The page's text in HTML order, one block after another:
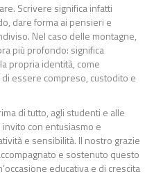
Scrivere significa infatti
dare forma ai pensieri e
Nel caso delle montagne,
più profondo: significa
propria identità, come
essere compreso, custodito e
di tutto, agli studenti e alle
con entusiasmo e
e sensibilità. Il nostro grazie
e sostenuto questo
educativa e di crescita